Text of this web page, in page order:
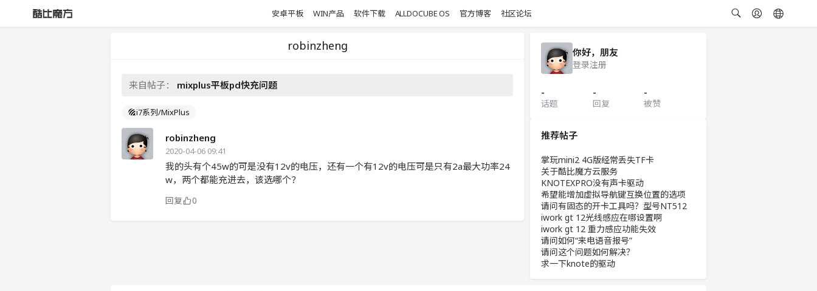
安卓平板 WIN产品 软件下载 ALLDOCUBE OS 官方博客 社区论坛
robinzheng
来自帖子： mixplus平板pd快充问题
i7系列/MixPlus
robinzheng
2020-04-06 09:41
我的头有个45w的可是没有12v的电压，还有一个有12v的电压可是只有2a最大功率24
w，两个都能充进去，该选哪个？
回复 0
你好，朋友
登录注册
-
话题
-
回复
-
被赞
推荐帖子
掌玩mini2 4G版经常丢失TF卡
关于酷比魔方云服务
KNOTEXPRO没有声卡驱动
希望能增加虚拟导航键互换位置的选项
请问有固态的开卡工具吗？型号NT512
iwork gt 12光线感应在哪设置啊
iwork gt 12 重力感应功能失效
请问如何“来电语音报号”
请问这个问题如何解决？
求一下knote的驱动